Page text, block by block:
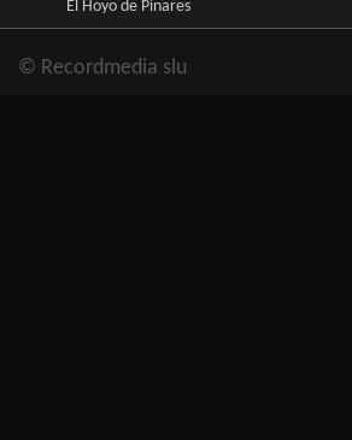
El Hoyo de Pinares
© Recordmedia slu